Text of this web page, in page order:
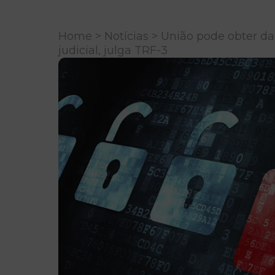
Home > Notícias > União pode obter
judicial, julga TRF-3